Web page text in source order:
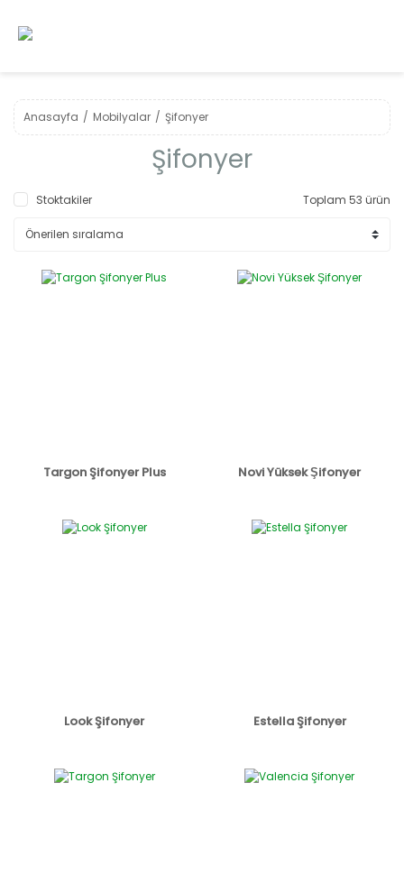
Anasayfa Mobilyalar Şifonyer
Şifonyer
Stoktakiler Toplam 53 ürün
Targon Şifonyer Plus Novi Yüksek Şifonyer
Look Şifonyer Estella Şifonyer